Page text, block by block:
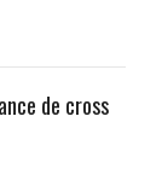
de cross